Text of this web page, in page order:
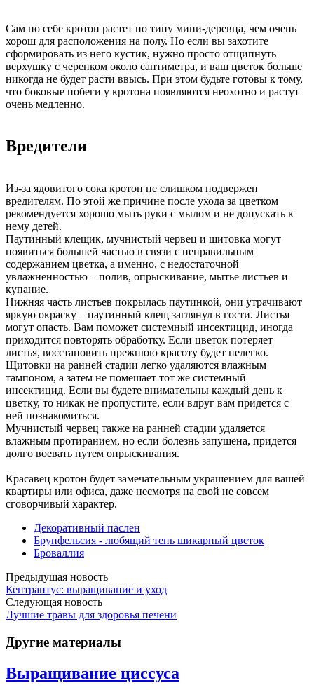
Сам по себе кротон растет по типу мини-деревца, чем очень
хорош для расположения на полу. Но если вы захотите
сформировать из него кустик, нужно просто отщипнуть
верхушку с черенком около сантиметра, и ваш цветок больше
никогда не будет расти ввысь. При этом будьте готовы к тому,
что боковые побеги у кротона появляются неохотно и растут
очень медленно.
Вредители
Из-за ядовитого сока кротон не слишком подвержен
вредителям. По этой же причине после ухода за цветком
рекомендуется хорошо мыть руки с мылом и не допускать к
нему детей.
Паутинный клещик, мучнистый червец и щитовка могут
появиться большей частью в связи с неправильным
содержанием цветка, а именно, с недостаточной
увлажненностью – полив, опрыскивание, мытье листьев и
купание.
Нижняя часть листьев покрылась паутинкой, они утрачивают
яркую окраску – паутинный клещ заглянул в гости. Листья
могут опасть. Вам поможет системный инсектицид, иногда
приходится повторять обработку. Если цветок потеряет
листья, восстановить прежнюю красоту будет нелегко.
Щитовки на ранней стадии легко удаляются влажным
тампоном, а затем не помешает тот же системный
инсектицид. Если вы будете внимательны каждый день к
цветку, то никак не пропустите, если вдруг вам придется с
ней познакомиться.
Мучнистый червец также на ранней стадии удаляется
влажным протиранием, но если болезнь запущена, придется
долго воевать путем опрыскивания.
Красавец кротон будет замечательным украшением для вашей
квартиры или офиса, даже несмотря на свой не совсем
сговорчивый характер.
Декоративный паслен
Брунфельсия - любящий тень шикарный цветок
Броваллия
Предыдущая новость
Кентрантус: выращивание и уход
Следующая новость
Лучшие травы для здоровья печени
Другие материалы
Выращивание циссуса